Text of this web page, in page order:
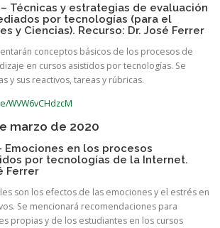
– Técnicas y estrategias de evaluación
por tecnologías (para el
y Ciencias). Recurso: Dr. José Ferrer
conceptos básicos de los procesos de
en cursos asistidos por tecnologías. Se
y sus reactivos, tareas y rúbricas.
WVW6vCHdzcM
marzo de 2020
Emociones en los procesos
por tecnologías de la Internet.
Ferrer
son los efectos de las emociones y el estrés en
Se mencionará recomendaciones para
propias y de los estudiantes en los cursos